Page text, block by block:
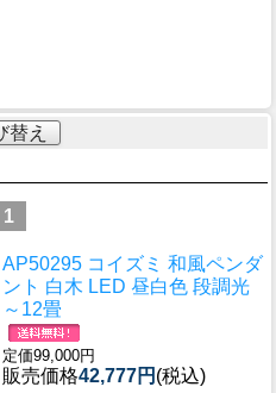
替え
1
AP50295 コイズミ 和風ペンダ
ント 白木 LED 昼白色 段調光
～12畳
定価99,000円
販売価格42,777円 (税込)